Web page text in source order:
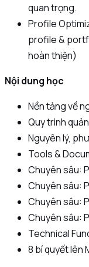
quan trọng.
Profile
profile &
hoàn thiện)
Nội dung học
Nền tảng về
Quy trình
Nguyên lý,
Tools &
Chuyên sâu:
Chuyên sâu:
Chuyên sâu:
Chuyên sâu:
Technical
8 bí quyết lên